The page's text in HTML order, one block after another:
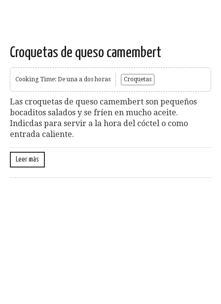
Croquetas de queso camembert
Cooking Time: De una a dos horas Croquetas
Las croquetas de queso camembert son pequeños
bocaditos salados y se fríen en mucho aceite.
Indicdas para servir a la hora del cóctel o como
entrada caliente.
Leer más